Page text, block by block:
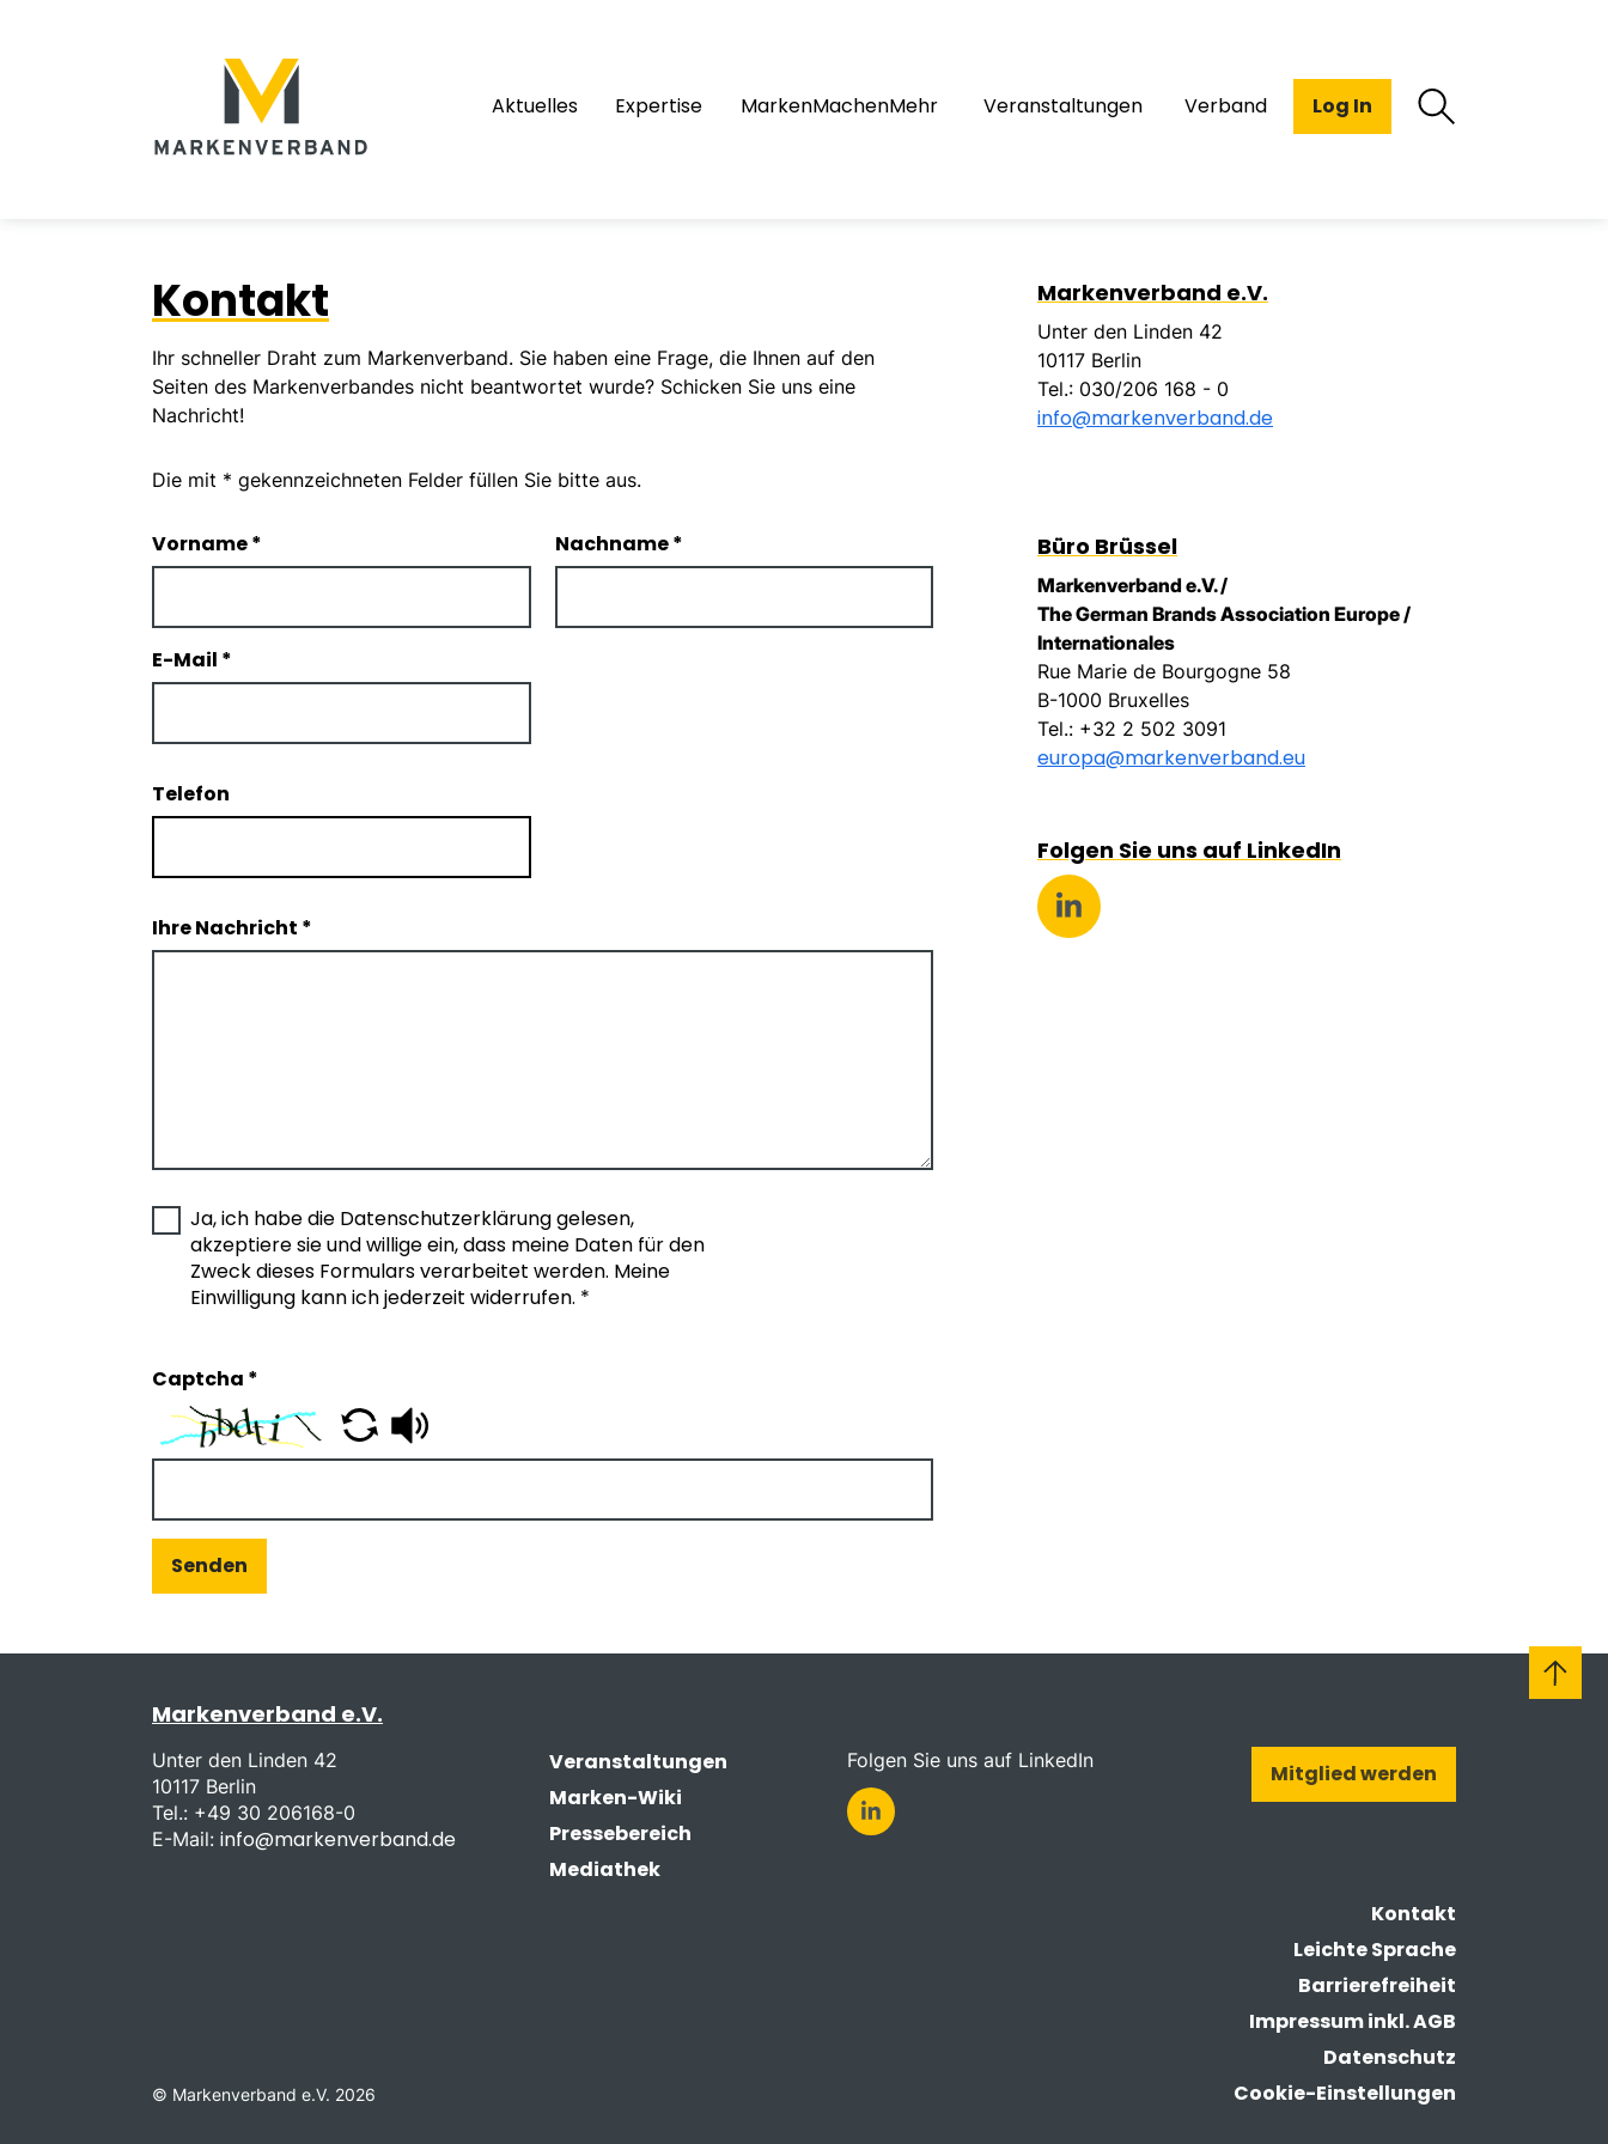
Aktuelles Expertise MarkenMachenMehr Veranstaltungen Verband Log In
Kontakt
Ihr schneller Draht zum Markenverband. Sie haben eine Frage, die Ihnen auf den
Seiten des Markenverbandes nicht beantwortet wurde? Schicken Sie uns eine
Nachricht!
Die mit * gekennzeichneten Felder füllen Sie bitte aus.
Vorname* Nachname*
E-Mail *
Telefon
Ihre Nachricht *
Ja, ich habe die Datenschutzerklärung gelesen,
akzeptiere sie und willige ein, dass meine Daten für den
Zweck dieses Formulars verarbeitet werden. Meine
Einwilligung kann ich jederzeit widerrufen. *
Captcha *
Senden
Markenverband e.V.
Unter den Linden 42
10117 Berlin
Tel.: 030/206 168 - 0
info@markenverband.de
Büro Brüssel
Markenverband e.V. /
The German Brands Association Europe /
Internationales
Rue Marie de Bourgogne 58
B-1000 Bruxelles
Tel.: +32 2 502 3091
europa@markenverband.eu
Folgen Sie uns auf LinkedIn
Markenverband e.V.
Unter den Linden 42
10117 Berlin
Tel.: +49 30 206168-0
E-Mail: info@markenverband.de
Veranstaltungen
Marken-Wiki
Pressebereich
Mediathek
Folgen Sie uns auf LinkedIn Mitglied werden
Kontakt
Leichte Sprache
Barrierefreiheit
Impressum inkl. AGB
Datenschutz
Cookie-Einstellungen
© Markenverband e.V. 2026